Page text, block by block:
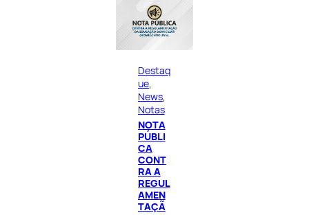
Destaq
ue
News
Notas
NOTA
PÚBLI
CA
CONT
RA A
REGUL
AMEN
TAÇÃ